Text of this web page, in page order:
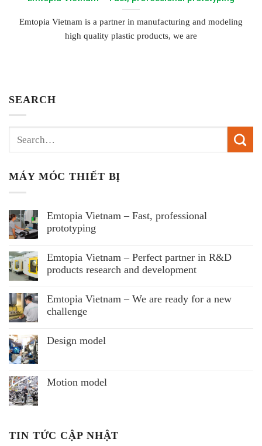
SEARCH
MÁY MÓC THIẾT BỊ
Emtopia Vietnam – Fast, professional
prototyping
Emtopia Vietnam – Perfect partner in R&D
products research and development
Emtopia Vietnam – We are ready for a new
challenge
Design model
Motion model
TIN TỨC CẬP NHẬT
Emtopia Vietnam is a partner in manufacturing and modeling
high quality plastic products, we are